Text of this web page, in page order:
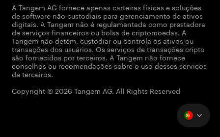
A Tangem AG fornece apenas carteiras físicas e soluções
de software não custodiais para gerenciamento de ativos
digitais. A Tangem não é regulamentada como prestadora
de serviços financeiros ou bolsa de criptomoedas. A
Tangem não detém, custodiar ou controla os ativos ou
transações dos usuários. Os serviços de transações cripto
são fornecidos por terceiros. A Tangem não fornece
conselhos ou recomendações sobre o uso desses serviços
de terceiros.